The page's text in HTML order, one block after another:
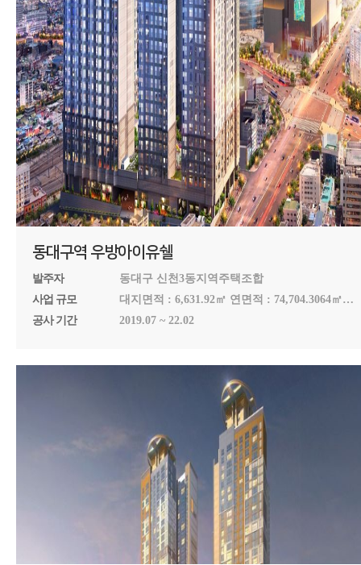
동대구역 우방아이유쉘
발주자
동대구 신천3동지역주택조합
사업 규모
대지면적 : 6,631.92㎡ 연면적 : 74,704.3064㎡
건축면적 : 5,000.3962㎡ 지하 5층 ~ 지상 24층
공사 기간 2019.07 ~ 22.02